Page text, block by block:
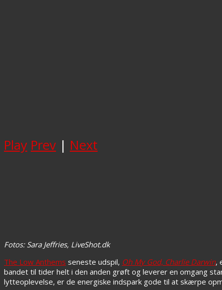
Play Prev | Next
Fotos: Sara Jeffries, LiveShot.dk
The Low Anthems seneste udspil, Oh My God, Charlie Darwin,
bandet til tider helt i den anden grøft og leverer en omgang
lytteoplevelse, er de energiske indspark gode til at skærpe